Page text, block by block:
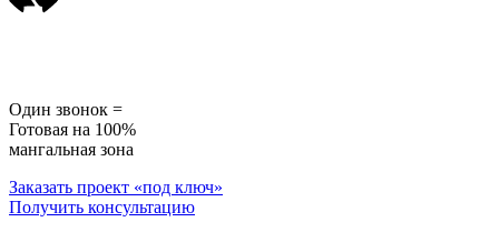
Один звонок =
Готовая на 100%
мангальная зона
Заказать проект «под ключ»
Получить консультацию